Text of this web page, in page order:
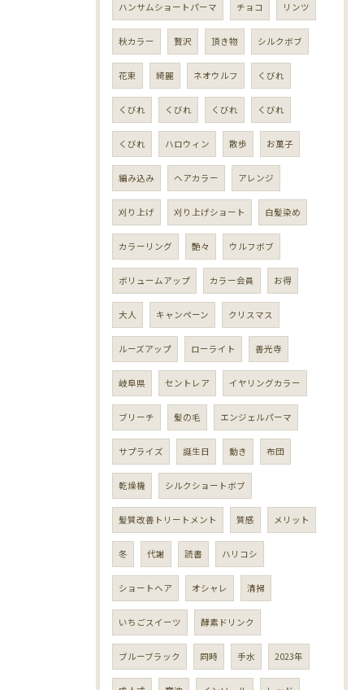
ハンサムショートパーマ チョコ リンツ
秋カラー 贅沢 頂き物 シルクボブ
花束 綺麗 ネオウルフ くびれ
くびれ くびれ くびれ くびれ
くびれ ハロウィン 散歩 お菓子
編み込み ヘアカラー アレンジ
刈り上げ 刈り上げショート 白髪染め
カラーリング 艶々 ウルフボブ
ボリュームアップ カラー会員 お得
大人 キャンペーン クリスマス
ルーズアップ ローライト 善光寺
岐阜県 セントレア イヤリングカラー
ブリーチ 髪の毛 エンジェルパーマ
サプライズ 誕生日 動き 布団
乾燥機 シルクショートボブ
髪質改善トリートメント 質感 メリット
冬 代謝 読書 ハリコシ
ショートヘア オシャレ 清掃
いちごスイーツ 酵素ドリンク
ブルーブラック 同時 手水 2023年